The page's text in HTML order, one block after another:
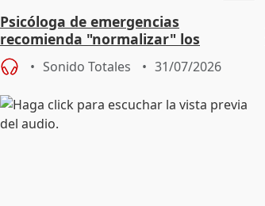
Psicóloga de emergencias
recomienda "normalizar" los
síntomas tras sufrir un incendio
Sonido Totales 31/07/2026